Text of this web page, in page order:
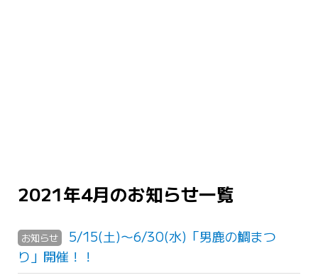
2021年4月のお知らせ一覧
お知らせ
5/15(土)〜6/30(水)「男鹿の鯛まつ
り」開催！！